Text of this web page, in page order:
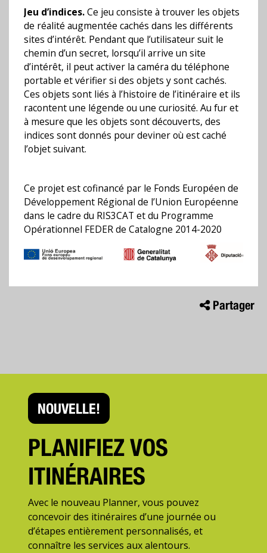
Jeu d’indices.Ce jeu consiste à trouver les objets
de réalité augmentée cachés dans les différents
sites d’intérêt. Pendant que l’utilisateur suit le
chemin d’un secret, lorsqu’il arrive un site
d’intérêt, il peut activer la caméra du téléphone
portable et vérifier si des objets y sont cachés.
Ces objets sont liés à l’histoire de l’itinéraire et ils
racontent une légende ou une curiosité. Au fur et
à mesure que les objets sont découverts, des
indices sont donnés pour deviner où est caché
l’objet suivant.
Ce projet est cofinancé par le Fonds Européen de
Développement Régional de l’Union Européenne
dans le cadre du RIS3CAT et du Programme
Opérationnel FEDER de Catalogne 2014-2020
Partager
NOUVELLE!
PLANIFIEZ VOS
ITINÉRAIRES
Avec le nouveau Planner, vous pouvez
concevoir des itinéraires d’une journée ou
d’étapes entièrement personnalisés, et
connaître les services aux alentours.